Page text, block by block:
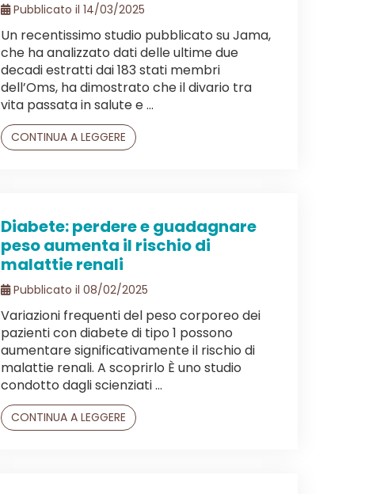
Pubblicato il 14/03/2025
Un recentissimo studio pubblicato su Jama,
che ha analizzato dati delle ultime due
decadi estratti dai 183 stati membri
dell’Oms, ha dimostrato che il divario tra
vita passata in salute e ...
CONTINUA A LEGGERE
Diabete: perdere e guadagnare
peso aumenta il rischio di
malattie renali
Pubblicato il 08/02/2025
Variazioni frequenti del peso corporeo dei
pazienti con diabete di tipo 1 possono
aumentare significativamente il rischio di
malattie renali. A scoprirlo È uno studio
condotto dagli scienziati ...
CONTINUA A LEGGERE